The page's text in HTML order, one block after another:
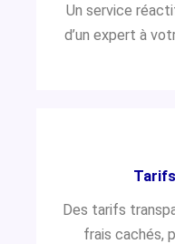
Un service
d’un expert à
Des tarifs
frais cachés,